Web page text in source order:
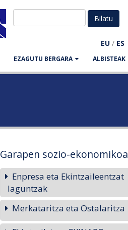
EU / ES
EZAGUTU BERGARA ALBISTEAK
Garapen sozio-ekonomikoa
Enpresa eta Ekintzaileentzat
laguntzak
Merkataritza eta Ostalaritza